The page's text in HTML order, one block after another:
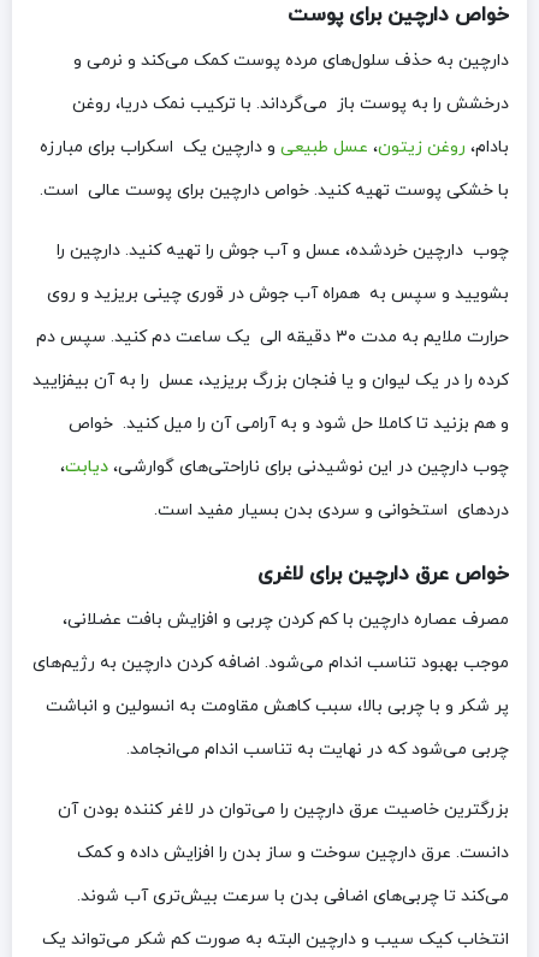
خواص دارچین برای پوست
دارچین به حذف سلول‌های مرده‌ پوست کمک می‌کند و نرمی و
درخشش را به پوست باز می‌گرداند. با ترکیب نمک دریا، روغن
بادام، روغن زیتون، عسل طبیعی و دارچین یک اسکراب برای مبارزه
با خشکی پوست تهیه کنید. خواص دارچین برای پوست عالی است.
چوب دارچین خردشده، عسل و آب جوش را تهیه کنید. دارچین را
بشویید و سپس به همراه آب جوش در قوری چینی بریزید و روی
حرارت ملایم به مدت ۳۰ دقیقه الی یک ساعت دم کنید. سپس دم
کرده را در یک لیوان و یا فنجان بزرگ بریزید، عسل را به آن بیفزایید
و هم بزنید تا کاملا حل شود و به آرامی آن را میل کنید. خواص
چوب دارچین در این نوشیدنی برای ناراحتی‌های گوارشی، دیابت،
دردهای استخوانی و سردی بدن بسیار مفید است.
خواص عرق دارچین برای لاغری
مصرف عصاره‌ دارچین با کم کردن چربی و افزایش بافت عضلانی،
موجب بهبود تناسب اندام می‌شود. اضافه کردن دارچین به رژیم‌های
پر شکر و با چربی بالا، سبب کاهش مقاومت به انسولین و انباشت
چربی می‌شود که در نهایت به تناسب اندام می‌انجامد.
بزرگترین خاصیت عرق دارچین را می‌توان در لاغر کننده بودن آن
دانست. عرق دارچین سوخت و ساز بدن را افزایش داده و کمک
می‌کند تا چربی‌های اضافی بدن با سرعت بیش‌تری آب شوند.
انتخاب کیک سیب و دارچین البته به صورت کم شکر می‌تواند یک